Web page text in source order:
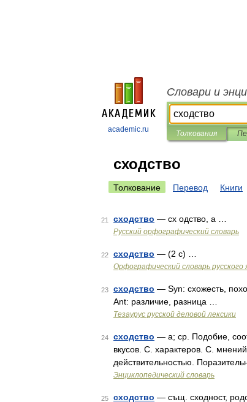
academic.ru
Словари и
Толкования
сходство
Толкование Перевод Книги
21 сходство — сх одство, а …
Русский орфографический словарь
22 сходство — (2 с) …
Орфографический словарь русского
23 сходство — Syn: схожесть,
Ant: различие, разница …
Тезаурус русской деловой лексики
24 сходство — а; ср. Подобие,
вкусов. С. характеров. С.
действительностью.
Энциклопедический словарь
25 сходство — същ. сходност,